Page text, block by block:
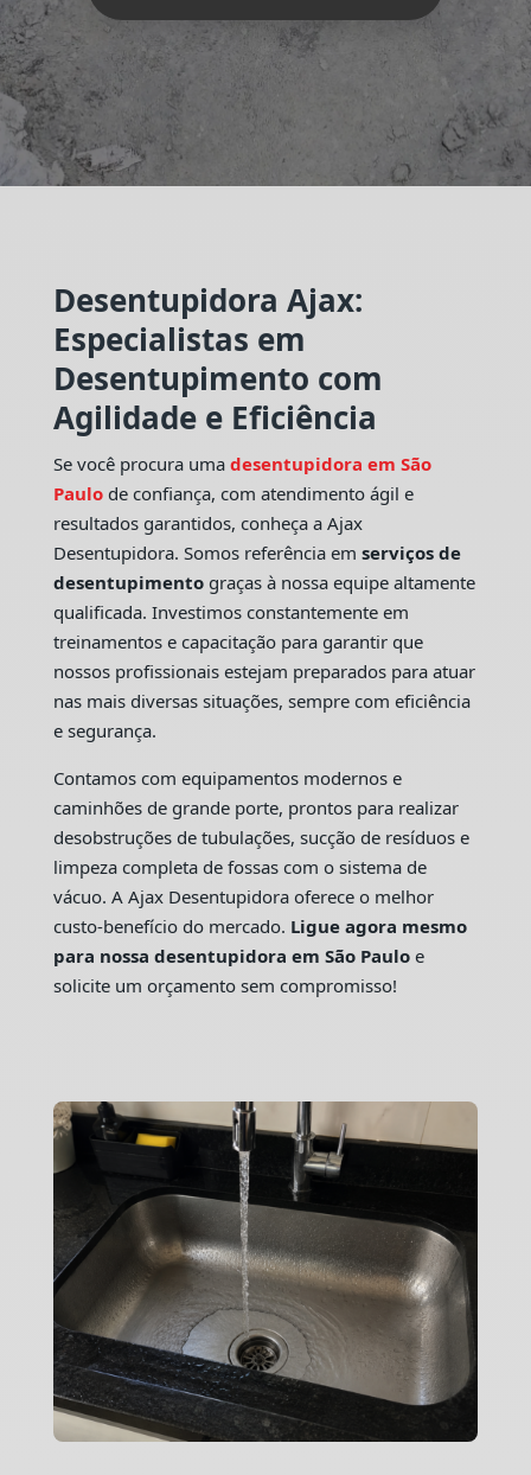
Desentupidora Ajax:
Especialistas em
Desentupimento com
Agilidade e Eficiência
Se você procura uma desentupidora em São
Paulo de confiança, com atendimento ágil e
resultados garantidos, conheça a Ajax
Desentupidora. Somos referência em serviços de
desentupimentograças à nossa equipe altamente
qualificada. Investimos constantemente em
treinamentos e capacitação para garantir que
nossos profissionais estejam preparados para atuar
nas mais diversas situações, sempre com eficiência
e segurança.
Contamos com equipamentos modernos e
caminhões de grande porte, prontos para realizar
desobstruções de tubulações, sucção de resíduos e
limpeza completa de fossas com o sistema de
vácuo. A Ajax Desentupidora oferece o melhor
custo-benefício do mercado. Ligue agora mesmo
para nossa desentupidora em São Pauloe
solicite um orçamento sem compromisso!